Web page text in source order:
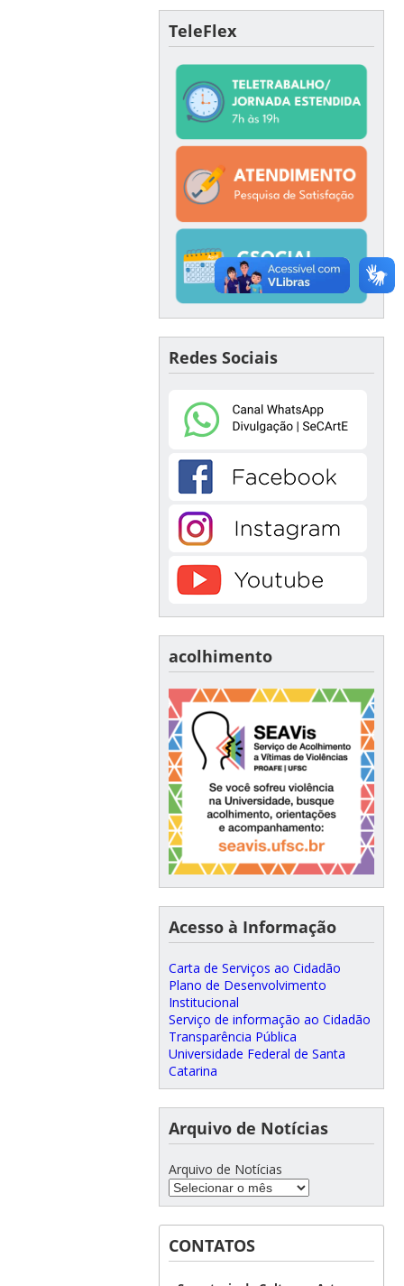
TeleFlex
Redes Sociais
acolhimento
Acesso à Informação
Carta de Serviços ao Cidadão
Plano de Desenvolvimento
Institucional
Serviço de informação ao Cidadão
Transparência Pública
Universidade Federal de Santa
Catarina
Arquivo de Notícias
Arquivo de Notícias
CONTATOS